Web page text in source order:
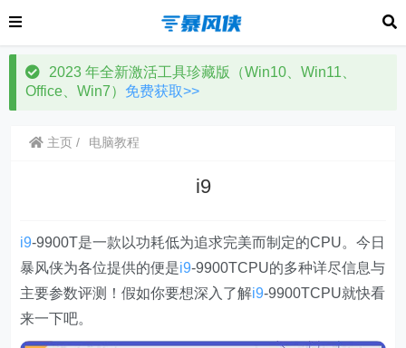
2023 年全新激活工具珍藏版（Win10、Win11、
Office、Win7） 免费获取>>
主页 电脑教程
i9
i9-9900T是一款以功耗低为追求完美而制定的CPU。今日
暴风侠为各位提供的便是i9-9900TCPU的多种详尽信息与
主要参数评测！假如你要想深入了解i9-9900TCPU就快看
来一下吧。